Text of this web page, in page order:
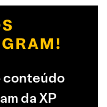
conteúdo
da XP